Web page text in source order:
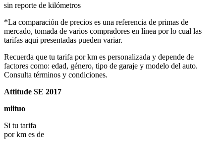
sin reporte de kilómetros
*La comparación de precios es una referencia de primas de
mercado, tomada de varios compradores en línea por lo cual las
tarifas aqui presentadas pueden variar.
Recuerda que tu tarifa por km es personalizada y depende de
factores como: edad, género, tipo de garaje y modelo del auto.
Consulta términos y condiciones.
Attitude SE 2017
miituo
Si tu tarifa
por km es de